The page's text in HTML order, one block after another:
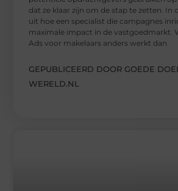
dat ze klaar zijn om de stap te zetten. In
uit hoe een specialist die campagnes
maximale impact in de vastgoedmarkt.
Ads voor makelaars anders werkt dan
GEPUBLICEERD DOOR GOEDE
WERELD.NL